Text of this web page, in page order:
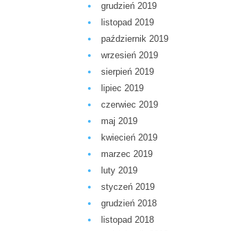
grudzień 2019
listopad 2019
październik 2019
wrzesień 2019
sierpień 2019
lipiec 2019
czerwiec 2019
maj 2019
kwiecień 2019
marzec 2019
luty 2019
styczeń 2019
grudzień 2018
listopad 2018